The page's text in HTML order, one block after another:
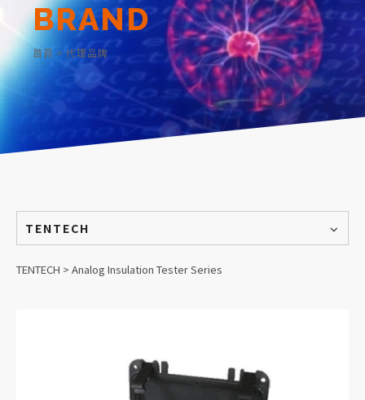
BRAND
首頁 > 代理品牌
TENTECH
TENTECH > Analog Insulation Tester Series